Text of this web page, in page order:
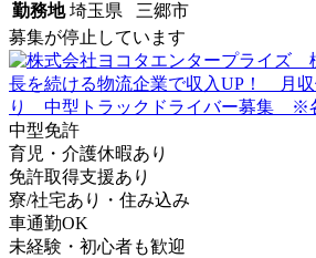
勤務地 埼玉県 三郷市
募集が停止しています
中型免許
育児・介護休暇あり
免許取得支援あり
寮/社宅あり・住み込み
車通勤OK
未経験・初心者も歓迎